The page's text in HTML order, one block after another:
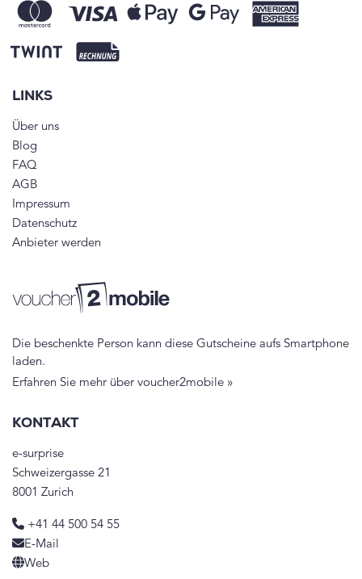
LINKS
Über uns
Blog
FAQ
AGB
Impressum
Datenschutz
Anbieter werden
Die beschenkte Person kann diese Gutscheine aufs Smartphone
laden.
Erfahren Sie mehr über voucher2mobile »
KONTAKT
e-surprise
Schweizergasse 21
8001 Zurich
+41 44 500 54 55
E-Mail
Web